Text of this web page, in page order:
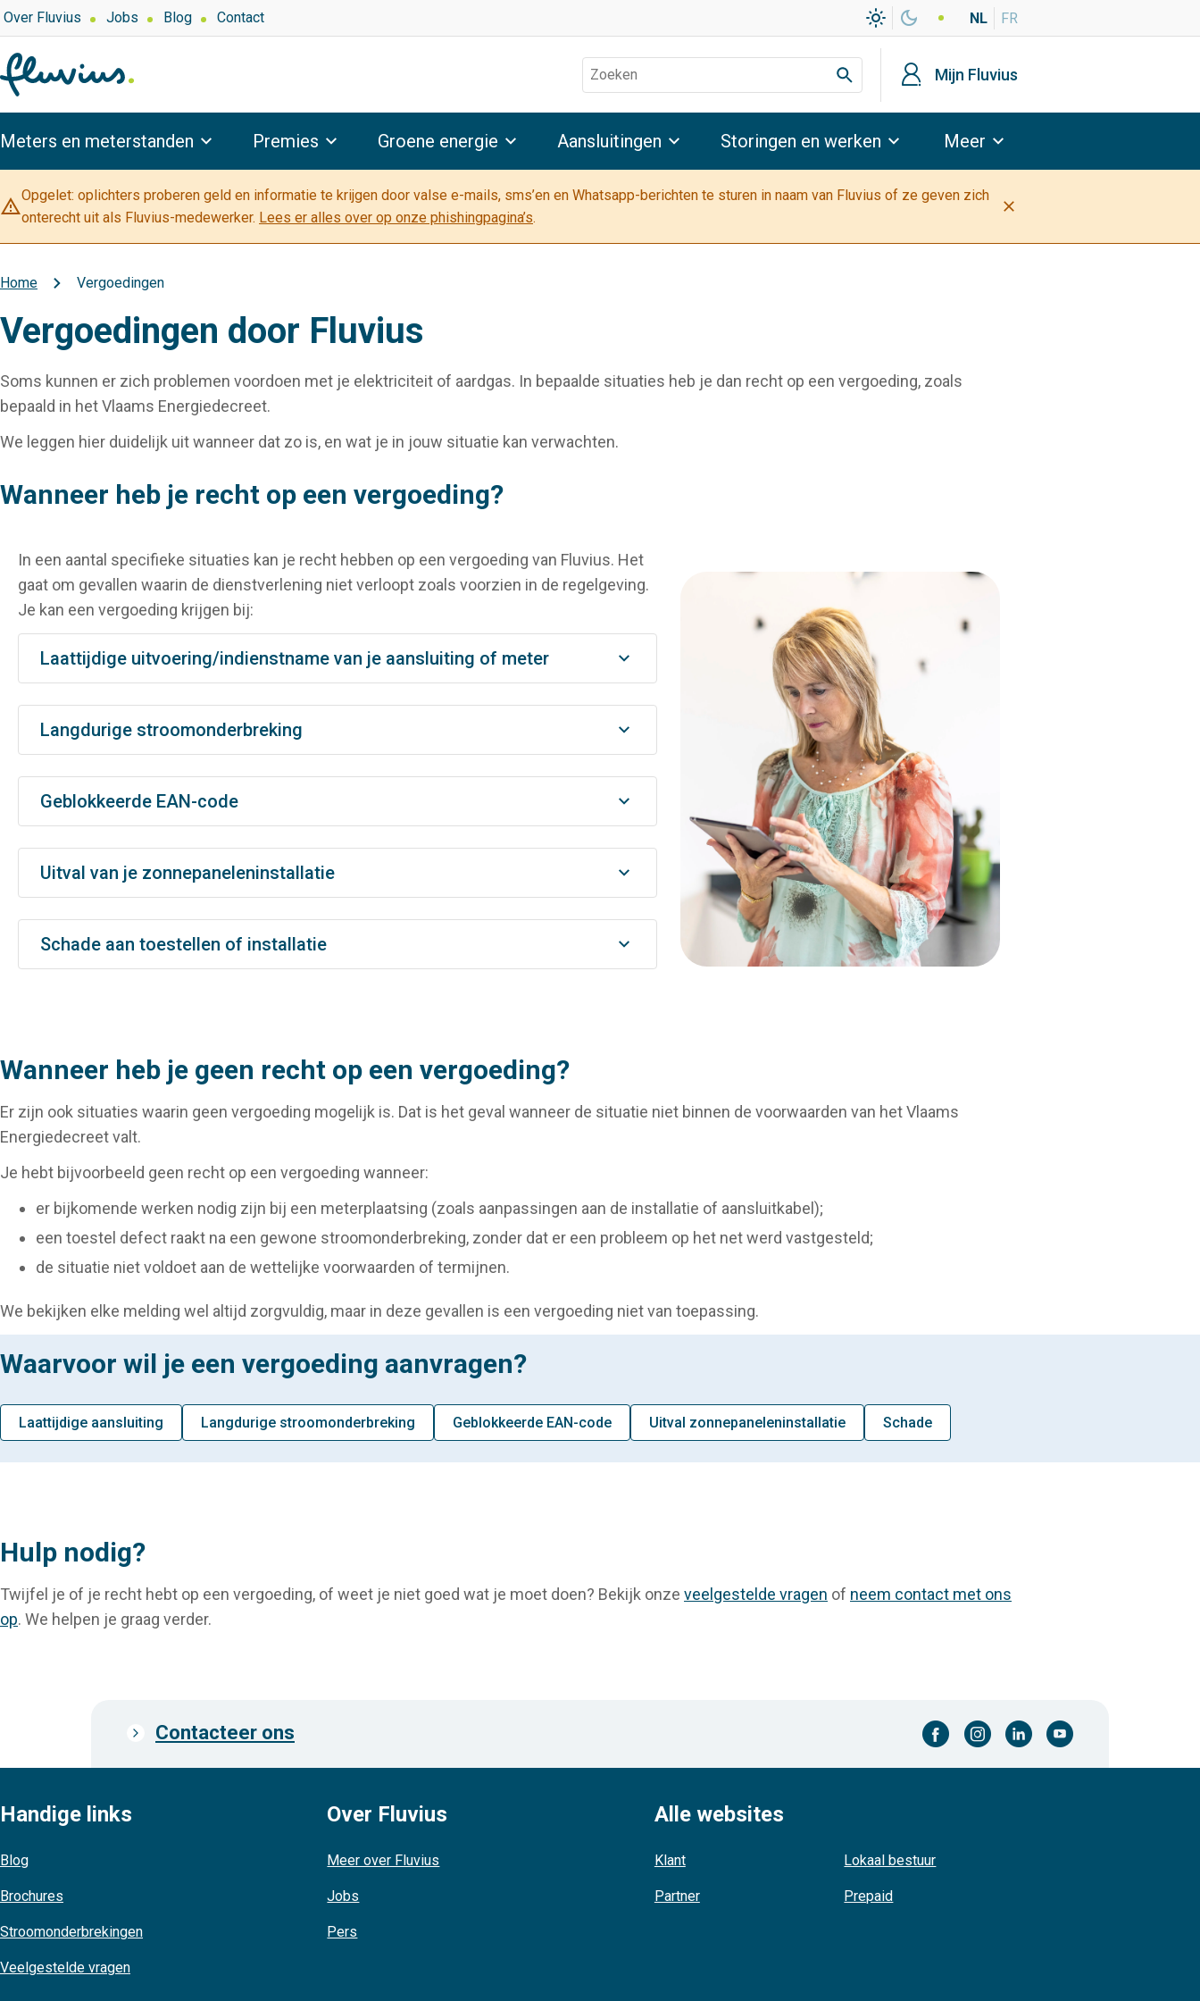
Overslaan
en
naar
de
inhoud
gaan
Top
navigation
Over Fluvius Jobs Blog Contact light_mode dark_mode NL FR
Zoeken profiel Mijn Fluvius
Meters en meterstanden Premies Groene energie Aansluitingen Storingen en werken Meer
warning_amber
Opgelet: oplichters proberen geld en informatie te krijgen door valse e-mails, sms’en en Whatsapp-berichten te sturen in naam van Fluvius of ze geven zich
onterecht uit als Fluvius-medewerker. Lees er alles over op onze phishingpagina’s.
close
Kruimelpad
Home Vergoedingen
Vergoedingen door Fluvius
Soms kunnen er zich problemen voordoen met je elektriciteit of aardgas. In bepaalde situaties heb je dan recht op een vergoeding, zoals
bepaald in het Vlaams Energiedecreet.
We leggen hier duidelijk uit wanneer dat zo is, en wat je in jouw situatie kan verwachten.
Wanneer heb je recht op een vergoeding?
In een aantal specifieke situaties kan je recht hebben op een vergoeding van Fluvius. Het
gaat om gevallen waarin de dienstverlening niet verloopt zoals voorzien in de regelgeving.
Je kan een vergoeding krijgen bij:
Laattijdige uitvoering/indienstname van je aansluiting of meter
Langdurige stroomonderbreking
Geblokkeerde EAN-code
Uitval van je zonnepaneleninstallatie
Schade aan toestellen of installatie
Wanneer heb je geen recht op een vergoeding?
Er zijn ook situaties waarin geen vergoeding mogelijk is. Dat is het geval wanneer de situatie niet binnen de voorwaarden van het Vlaams
Energiedecreet valt.
Je hebt bijvoorbeeld geen recht op een vergoeding wanneer:
er bijkomende werken nodig zijn bij een meterplaatsing (zoals aanpassingen aan de installatie of aansluitkabel);
een toestel defect raakt na een gewone stroomonderbreking, zonder dat er een probleem op het net werd vastgesteld;
de situatie niet voldoet aan de wettelijke voorwaarden of termijnen.
We bekijken elke melding wel altijd zorgvuldig, maar in deze gevallen is een vergoeding niet van toepassing.
Waarvoor wil je een vergoeding aanvragen?
Laattijdige aansluiting Langdurige stroomonderbreking Geblokkeerde EAN-code Uitval zonnepaneleninstallatie Schade
Hulp nodig?
Twijfel je of je recht hebt op een vergoeding, of weet je niet goed wat je moet doen? Bekijk onze veelgestelde vragen of neem contact met ons
op. We helpen je graag verder.
Prefooter
Contacteer ons facebook-cirkel instagram-cirkel linkedin-cirkel youtube-cirkel
Handige links
Blog
Brochures
Stroomonderbrekingen
Veelgestelde vragen
Over Fluvius
Meer over Fluvius
Jobs
Pers
Alle websites
Klant
Partner
Lokaal bestuur
Prepaid